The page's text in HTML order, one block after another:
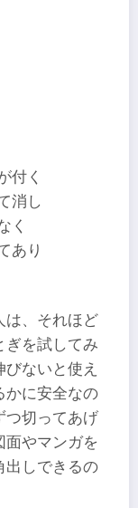
付く
消し
く
あり
は、それほど
ぎを試してみ
ないと使え
かに安全なの
つ切ってあげ
面やマンガを
出しできるの